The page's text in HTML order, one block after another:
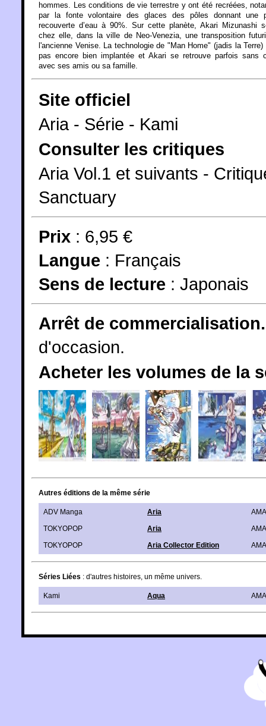
hommes. Les conditions de vie terrestre y ont été recréées,
par la fonte volontaire des glaces des pôles donnant une
recouverte d’eau à 90%. Sur cette planète, Akari Mizunashi
chez elle, dans la ville de Neo-Venezia, une transposition
l'ancienne Venise. La technologie de "Man Home" (jadis la
pas encore bien implantée et Akari se retrouve parfois sans
avec ses amis ou sa famille.
Site officiel
Aria - Série - Kami
Consulter les critiques
Aria Vol.1 et suivants -
Sanctuary
Prix : 6,95 €
Langue : Français
Sens de lecture : Japonais
Arrêt de commercialisation.
d'occasion.
Acheter les volumes de la
Autres éditions de la même série
ADV Manga Aria
TOKYOPOP
Aria
TOKYOPOP
Aria Collector Edition
Séries Liées : d'autres histoires, un même univers.
Kami Aqua